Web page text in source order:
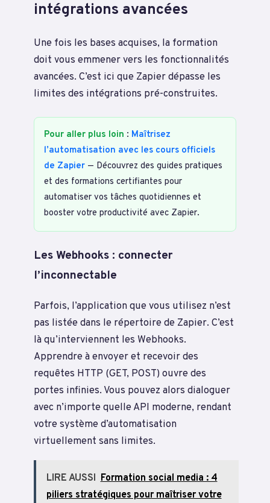
intégrations avancées
Une fois les bases acquises, la formation
doit vous emmener vers les fonctionnalités
avancées. C’est ici que Zapier dépasse les
limites des intégrations pré-construites.
Pour aller plus loin : Maîtrisez
l’automatisation avec les cours officiels
de Zapier — Découvrez des guides pratiques
et des formations certifiantes pour
automatiser vos tâches quotidiennes et
booster votre productivité avec Zapier.
Les Webhooks : connecter
l’inconnectable
Parfois, l’application que vous utilisez n’est
pas listée dans le répertoire de Zapier. C’est
là qu’interviennent les Webhooks.
Apprendre à envoyer et recevoir des
requêtes HTTP (GET, POST) ouvre des
portes infinies. Vous pouvez alors dialoguer
avec n’importe quelle API moderne, rendant
votre système d’automatisation
virtuellement sans limites.
LIRE AUSSI Formation social media : 4
piliers stratégiques pour maîtriser votre